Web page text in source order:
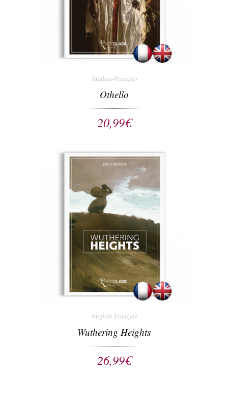
Anglais-Français
Othello
20,99€
Anglais-Français
Wuthering Heights
26,99€